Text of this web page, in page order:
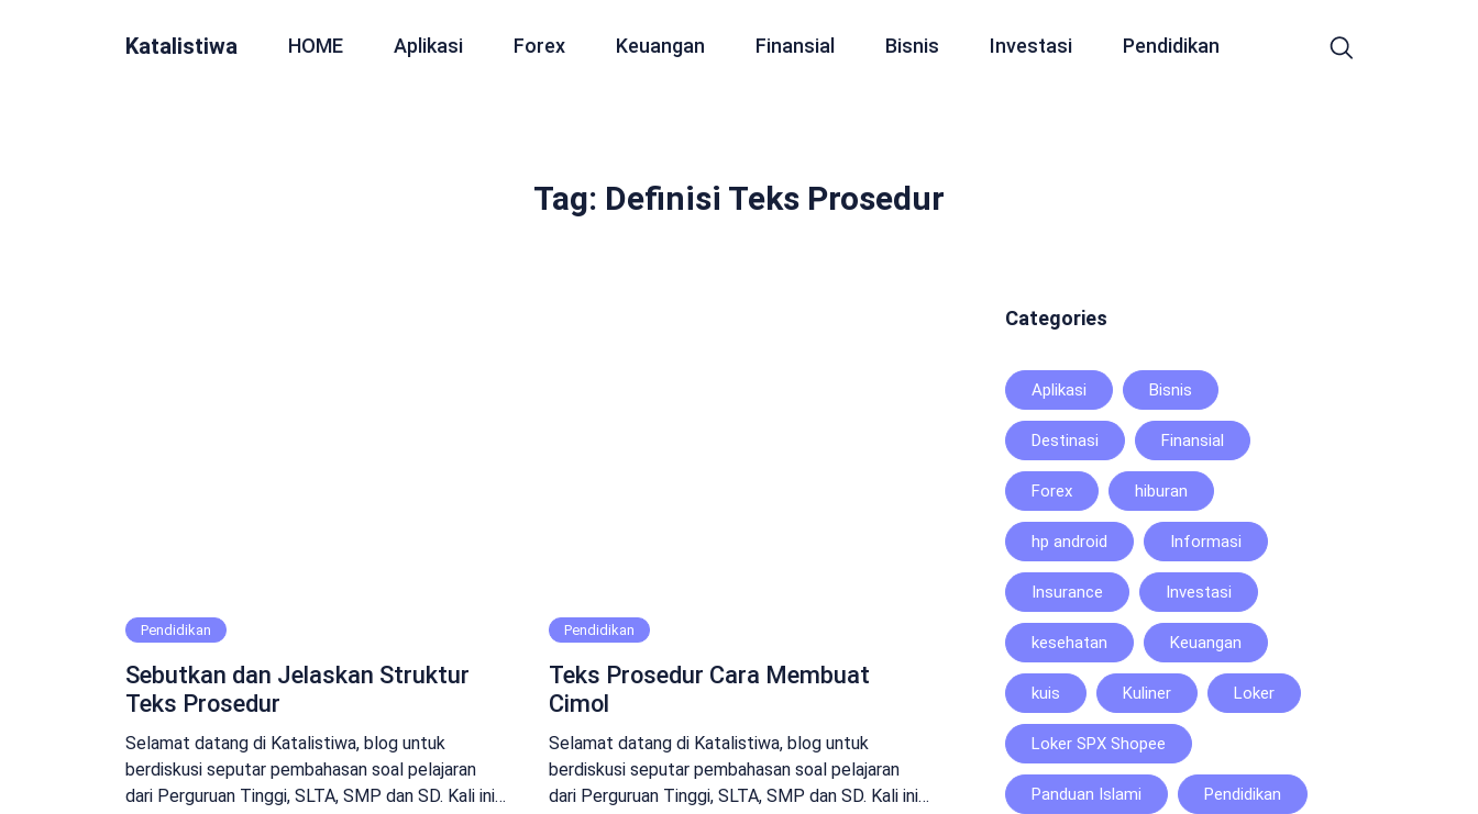
Katalistiwa HOME Aplikasi Forex Keuangan Finansial Bisnis Investasi Pendidikan
Tag: Definisi Teks Prosedur
Pendidikan
Sebutkan dan Jelaskan Struktur
Teks Prosedur
Selamat datang di Katalistiwa, blog untuk
berdiskusi seputar pembahasan soal pelajaran
dari Perguruan Tinggi, SLTA, SMP dan SD. Kali ini
Pendidikan
Teks Prosedur Cara Membuat
Cimol
Selamat datang di Katalistiwa, blog untuk
berdiskusi seputar pembahasan soal pelajaran
dari Perguruan Tinggi, SLTA, SMP dan SD. Kali ini
Categories
Aplikasi Bisnis
Destinasi Finansial
Forex hiburan
hp android Informasi
Insurance Investasi
kesehatan Keuangan
kuis Kuliner Loker
Loker SPX Shopee
Panduan Islami Pendidikan